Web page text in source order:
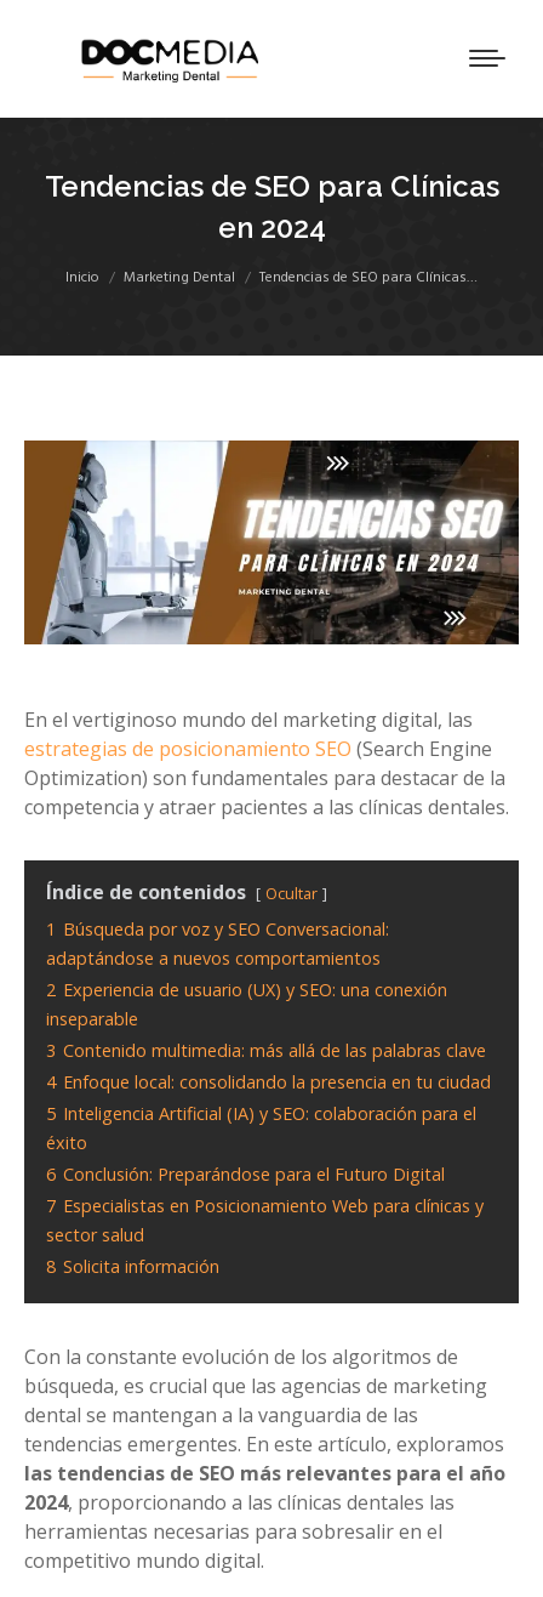
Tendencias de SEO para Clínicas
en 2024
Inicio Marketing Dental Tendencias de SEO para Clínicas…
En el vertiginoso mundo del marketing digital, las
estrategias de posicionamiento SEO (Search Engine
Optimization) son fundamentales para destacar de la
competencia y atraer pacientes a las clínicas dentales.
Índice de contenidos Ocultar
1 Búsqueda por voz y SEO Conversacional:
adaptándose a nuevos comportamientos
2 Experiencia de usuario (UX) y SEO: una conexión
inseparable
3 Contenido multimedia: más allá de las palabras clave
4 Enfoque local: consolidando la presencia en tu ciudad
5 Inteligencia Artificial (IA) y SEO: colaboración para el
éxito
6 Conclusión: Preparándose para el Futuro Digital
7 Especialistas en Posicionamiento Web para clínicas y
sector salud
8 Solicita información
Con la constante evolución de los algoritmos de
búsqueda, es crucial que las agencias de marketing
dental se mantengan a la vanguardia de las
tendencias emergentes. En este artículo, exploramos
las tendencias de SEO más relevantes para el año
2024, proporcionando a las clínicas dentales las
herramientas necesarias para sobresalir en el
competitivo mundo digital.